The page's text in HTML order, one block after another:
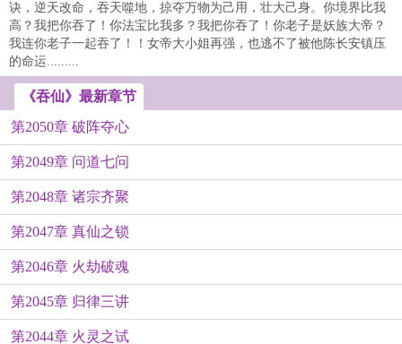
诀，逆天改命，吞天噬地，掠夺万物为己用，壮大己身。你境界比我
高？我把你吞了！你法宝比我多？我把你吞了！你老子是妖族大帝？
我连你老子一起吞了！！女帝大小姐再强，也逃不了被他陈长安镇压
的命运.........
《吞仙》最新章节
第2050章 破阵夺心
第2049章 问道七问
第2048章 诸宗齐聚
第2047章 真仙之锁
第2046章 火劫破魂
第2045章 归律三讲
第2044章 火灵之试